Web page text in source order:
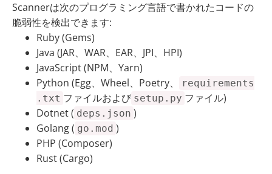
Scannerは次のプログラミング言語で書かれたコードの
脆弱性を検出できます:
Ruby (Gems)
Java (JAR、WAR、EAR、JPI、HPI)
JavaScript (NPM、Yarn)
Python (Egg、Wheel、Poetry、
requirements
.txt ファイルおよび setup.py ファイル)
Dotnet ( deps.json )
Golang ( go.mod )
PHP (Composer)
Rust (Cargo)